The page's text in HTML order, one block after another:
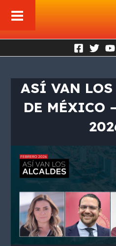
contenido
ASÍ VAN LOS
DE MÉXICO